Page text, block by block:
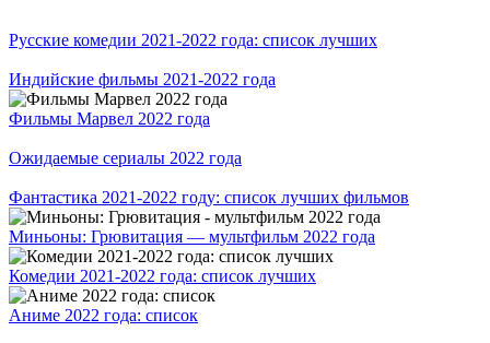
Русские комедии 2021-2022 года: список лучших
Индийские фильмы 2021-2022 года
Фильмы Марвел 2022 года
Ожидаемые сериалы 2022 года
Фантастика 2021-2022 году: список лучших фильмов
Миньоны: Грювитация — мультфильм 2022 года
Комедии 2021-2022 года: список лучших
Аниме 2022 года: список